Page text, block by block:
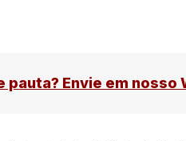
pauta? Envie em nosso